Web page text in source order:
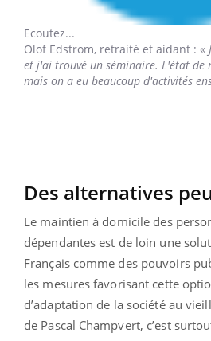
Ecoutez...
Olof Edstrom, retraité et aidant : «
et j'ai trouvé un séminaire. L'état de
mais on a eu beaucoup d'activités
Des alternatives
Le maintien à domicile des
dépendantes est de loin une
Français comme des pouvoirs
les mesures favorisant cette
d’adaptation de la société au
de Pascal Champvert, c’est